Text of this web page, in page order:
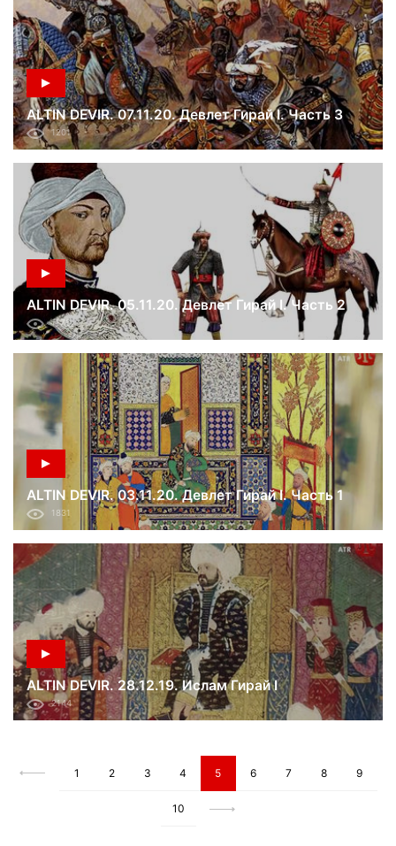
ALTIN DEVIR. 07.11.20. Девлет Гирай I. Часть 3
1201
ALTIN DEVIR. 05.11.20. Девлет Гирай I. Часть 2
1176
ALTIN DEVIR. 03.11.20. Девлет Гирай I. Часть 1
1831
ALTIN DEVIR. 28.12.19. Ислам Гирай I
2144
1 2 3 4 5 6 7 8 9
10